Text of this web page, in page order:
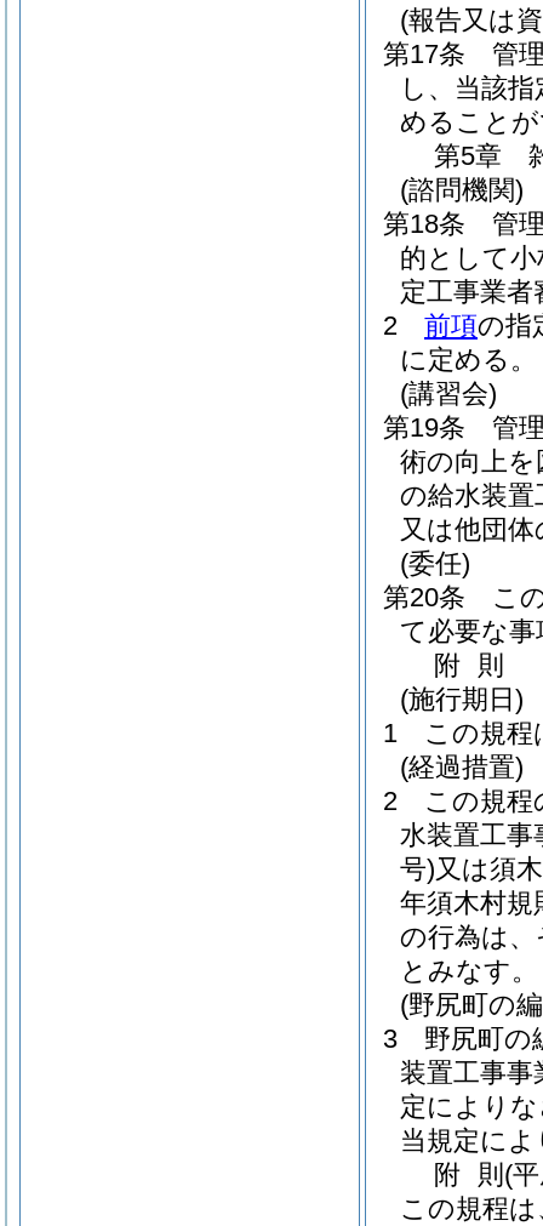
(報告又は
第17条
管
し、当該
めること
第5章
(諮問機関)
第18条
管
的として
定工事業
2
前項の指
に定める。
(講習会)
第19条
管
術の向上
の給水装
又は他団
(委任)
第20条
こ
て必要な
附 則
(施行期日)
1
この規程
(経過措置)
2
この規程
水装置工事
号)又は須
年須木村規
の行為は
とみなす。
(野尻町の
3
野尻町の
装置工事事
定により
当規定に
附 則 (
この規程